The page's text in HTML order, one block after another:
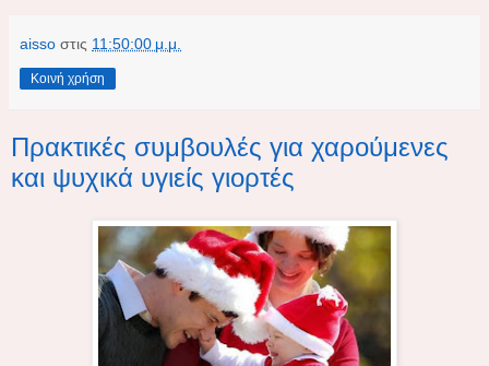
aisso στις 11:50:00 μ.μ.
Κοινή χρήση
Πρακτικές συμβουλές για χαρούμενες
και ψυχικά υγιείς γιορτές